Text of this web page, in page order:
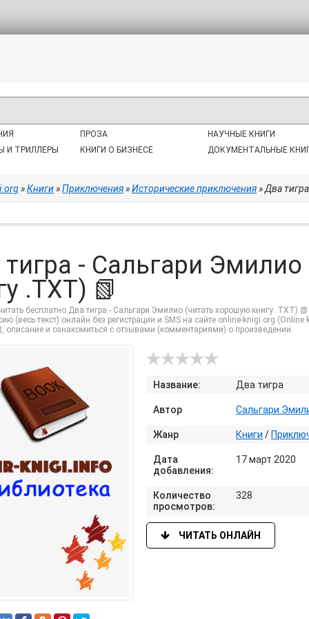
И ТРИЛЛЕРЫ
ПРОЗА
КНИГИ О БИЗНЕСЕ
НАУЧНЫЕ КНИГИ
ДОКУМЕНТАЛЬНЫЕ
»Книги»Приключения»Исторические приключения» Два
- Сальгари
.TXT) 📗
бесплатно Два тигра - Сальгари Эмилио (читать хорошую книгу .TXT)
(весь текст) онлайн без регистрации и SMS на сайте online-knigi.org
описание и ознакомиться с отзывами (комментариями) о произведении.
Название: Два тигра
Автор Сальгари
Жанр Книги /
Дата
добавления:
17 март 2020
Количество
просмотров:
328
ЧИТАТЬ ОНЛАЙН